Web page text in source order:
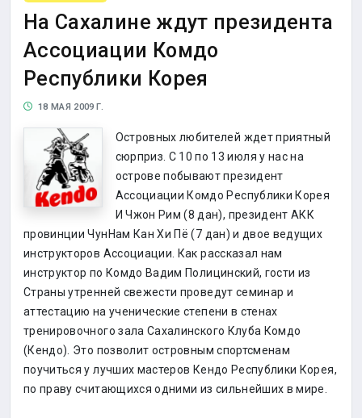
На Сахалине ждут президента
Ассоциации Комдо
Республики Корея
18 МАЯ 2009 Г.
Островных любителей ждет приятный
сюрприз. С 10 по 13 июля у нас на
острове побывают президент
Ассоциации Комдо Республики Корея
И Чжон Рим (8 дан), президент АКК
провинции ЧунНам Кан Хи Пё (7 дан) и двое ведущих
инструкторов Ассоциации. Как рассказал нам
инструктор по Комдо Вадим Полицинский, гости из
Страны утренней свежести проведут семинар и
аттестацию на ученические степени в стенах
тренировочного зала Сахалинского Клуба Комдо
(Кендо). Это позволит островным спортсменам
поучиться у лучших мастеров Кендо Республики Корея,
по праву считающихся одними из сильнейших в мире.